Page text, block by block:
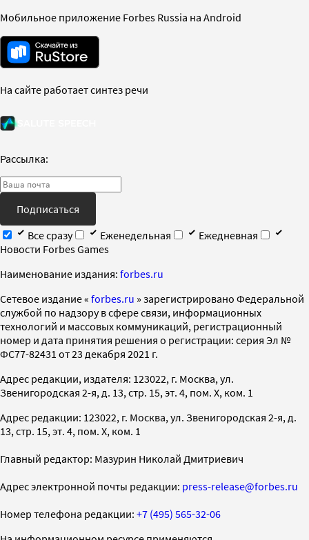
Мобильное приложение Forbes Russia на Android
На сайте работает синтез речи
Рассылка:
Подписаться
Все сразу
Еженедельная
Ежедневная
Новости Forbes Games
Наименование издания: forbes.ru
Cетевое издание « forbes.ru » зарегистрировано Федеральной
службой по надзору в сфере связи, информационных
технологий и массовых коммуникаций, регистрационный
номер и дата принятия решения о регистрации: серия Эл №
ФС77-82431 от 23 декабря 2021 г.
Адрес редакции, издателя: 123022, г. Москва, ул.
Звенигородская 2-я, д. 13, стр. 15, эт. 4, пом. X, ком. 1
Адрес редакции: 123022, г. Москва, ул. Звенигородская 2-я, д.
13, стр. 15, эт. 4, пом. X, ком. 1
Главный редактор: Мазурин Николай Дмитриевич
Адрес электронной почты редакции: press-release@forbes.ru
Номер телефона редакции: +7 (495) 565-32-06